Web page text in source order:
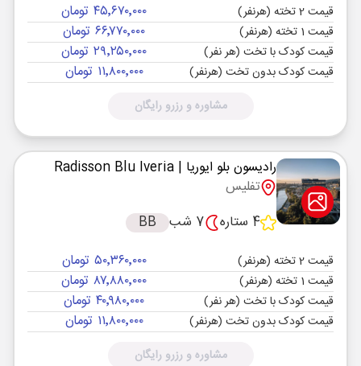
قیمت 2 تخته (هرنفر) ۴۵٬۶۷۰٬۰۰۰ تومان
قیمت 1 تخته (هرنفر) ۶۶٬۷۷۰٬۰۰۰ تومان
قیمت کودک با تخت (هر نفر) ۲۹٬۲۵۰٬۰۰۰ تومان
قیمت کودک بدون تخت (هرنفر) ۱۱٬۸۰۰٬۰۰۰ تومان
مشاوره و رزرو رایگان
رادیسون بلو ایوریا | Radisson Blu Iveria
تفلیس
4 ستاره
7 شب BB
قیمت 2 تخته (هرنفر) ۵۰٬۳۶۰٬۰۰۰ تومان
قیمت 1 تخته (هرنفر) ۸۷٬۸۸۰٬۰۰۰ تومان
قیمت کودک با تخت (هر نفر) ۴۰٬۹۸۰٬۰۰۰ تومان
قیمت کودک بدون تخت (هرنفر) ۱۱٬۸۰۰٬۰۰۰ تومان
مشاوره و رزرو رایگان